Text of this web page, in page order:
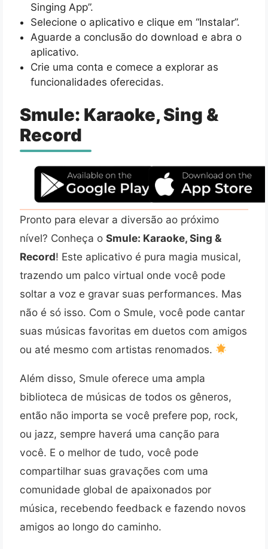
Singing App”.
Selecione o aplicativo e clique em “Instalar”.
Aguarde a conclusão do download e abra o
aplicativo.
Crie uma conta e comece a explorar as
funcionalidades oferecidas.
Smule: Karaoke, Sing &
Record
Pronto para elevar a diversão ao próximo
nível? Conheça o Smule: Karaoke, Sing &
Record! Este aplicativo é pura magia musical,
trazendo um palco virtual onde você pode
soltar a voz e gravar suas performances. Mas
não é só isso. Com o Smule, você pode cantar
suas músicas favoritas em duetos com amigos
ou até mesmo com artistas renomados.
Além disso, Smule oferece uma ampla
biblioteca de músicas de todos os gêneros,
então não importa se você prefere pop, rock,
ou jazz, sempre haverá uma canção para
você. E o melhor de tudo, você pode
compartilhar suas gravações com uma
comunidade global de apaixonados por
música, recebendo feedback e fazendo novos
amigos ao longo do caminho.